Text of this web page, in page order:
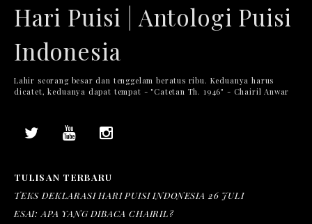
Hari Puisi | Antologi Puisi
Indonesia
Lahir seorang besar dan tenggelam beratus ribu. Keduanya harus
dicatet, keduanya dapat tempat - "Catetan Th. 1946" - Chairil Anwar
TULISAN TERBARU
TEKS DEKLARASI HARI PUISI INDONESIA 26 JULI
ESAI: APA YANG DIBACA CHAIRIL?